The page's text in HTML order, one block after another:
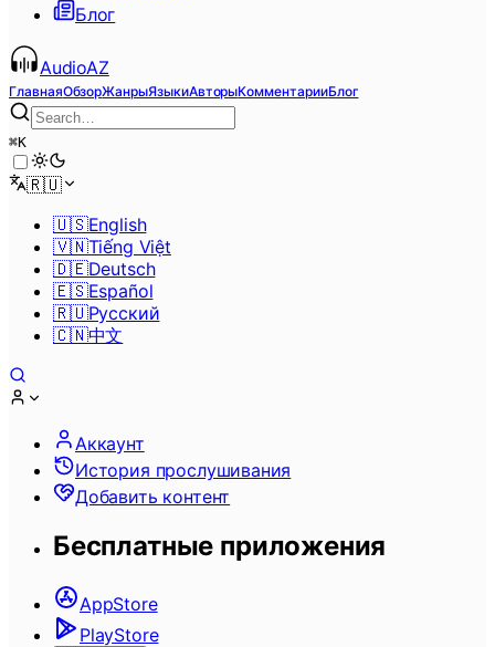
Блог
AudioAZ
ГлавнаяОбзорЖанрыЯзыкиАвторыКомментарииБлог
⌘K
🇷🇺
🇺🇸English
🇻🇳Tiếng Việt
🇩🇪Deutsch
🇪🇸Español
🇷🇺Pусский
🇨🇳中文
Аккаунт
История прослушивания
Добавить контент
Бесплатные приложения
AppStore
PlayStore